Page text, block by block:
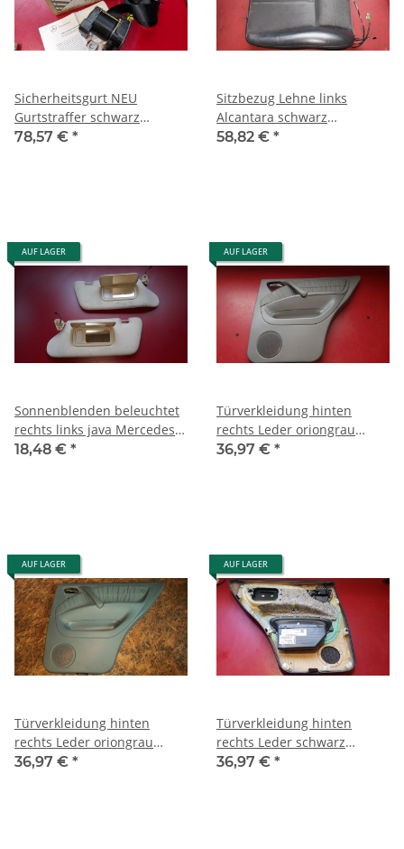
Sicherheitsgurt NEU
Gurtstraffer schwarz
Mercedes W163 2001-2005
78,57 € *
Sitzbezug Lehne links
Alcantara schwarz
Sitzheizung Mercedes W163
58,82 € *
AUF LAGER
Sonnenblenden beleuchtet
rechts links java Mercedes
W163 1638102510
18,48 € *
AUF LAGER
Türverkleidung hinten
rechts Leder oriongrau
Mercedes W163 ML
36,97 € *
AUF LAGER
Türverkleidung hinten
rechts Leder oriongrau
Mercedes W163 ML
36,97 € *
AUF LAGER
Türverkleidung hinten
rechts Leder schwarz
Mercedes W163 ML
36,97 € *